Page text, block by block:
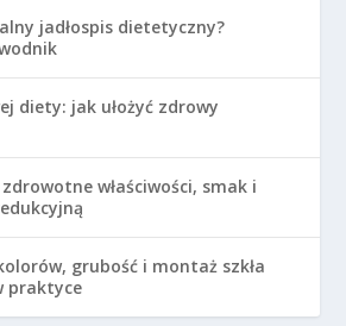
jadłospis dietetyczny?
diety: jak ułożyć zdrowy
właściwości, smak i
grubość i montaż szkła
praktyce